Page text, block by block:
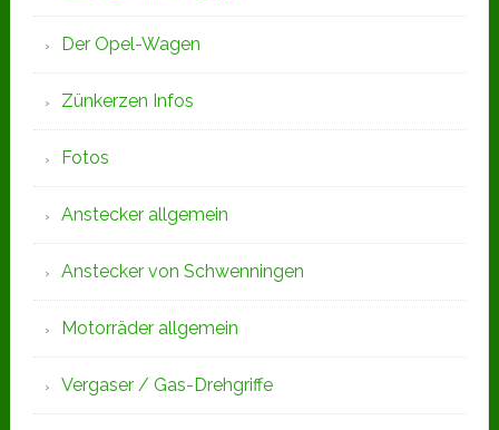
Der Opel-Wagen
Zünkerzen Infos
Fotos
Anstecker allgemein
Anstecker von Schwenningen
Motorräder allgemein
Vergaser / Gas-Drehgriffe